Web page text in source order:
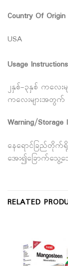
Country Of Origin
USA
Usage Instructions
၂နှစ်-၃နှစ် ကလေ
ကလေးများအတွက်
Warning/Storage
နေ‌‌ရောင်ခြည်တိုက်
အေး၍ခြောက်သွေ့သ
RELATED